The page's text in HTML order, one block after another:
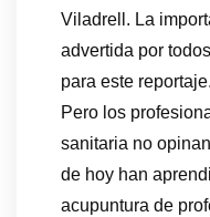
Viladrell. La
advertida por
para este reportaje.
Pero los
sanitaria no
de hoy han
acupuntura de